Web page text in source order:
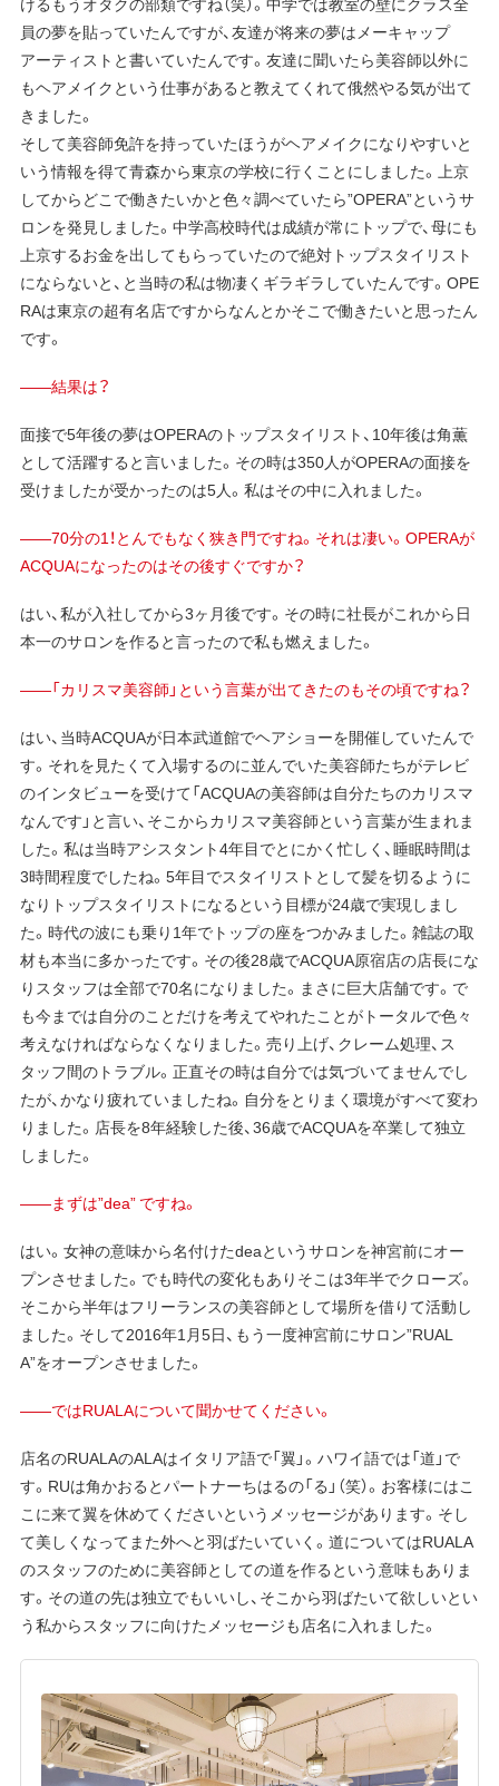
員の夢を貼っていたんですが、友達が将来の夢はメーキャップ
アーティストと書いていたんです。友達に聞いたら美容師以外に
もヘアメイクという仕事があると教えてくれて俄然やる気が出て
きました。
そして美容師免許を持っていたほうがヘアメイクになりやすいと
いう情報を得て青森から東京の学校に行くことにしました。上京
してからどこで働きたいかと色々調べていたら”OPERA”というサ
ロンを発見しました。中学高校時代は成績が常にトップで、母にも
上京するお金を出してもらっていたので絶対トップスタイリスト
にならないと、と当時の私は物凄くギラギラしていたんです。OPE
RAは東京の超有名店ですからなんとかそこで働きたいと思ったん
です。
——結果は？
面接で5年後の夢はOPERAのトップスタイリスト、10年後は角薫
として活躍すると言いました。その時は350人がOPERAの面接を
受けましたが受かったのは5人。私はその中に入れました。
——70分の1！とんでもなく狭き門ですね。それは凄い。OPERAが
ACQUAになったのはその後すぐですか？
はい、私が入社してから3ヶ月後です。その時に社長がこれから日
本一のサロンを作ると言ったので私も燃えました。
——「カリスマ美容師」という言葉が出てきたのもその頃ですね？
はい、当時ACQUAが日本武道館でヘアショーを開催していたんで
す。それを見たくて入場するのに並んでいた美容師たちがテレビ
のインタビューを受けて「ACQUAの美容師は自分たちのカリスマ
なんです」と言い、そこからカリスマ美容師という言葉が生まれま
した。私は当時アシスタント4年目でとにかく忙しく、睡眠時間は
3時間程度でしたね。5年目でスタイリストとして髪を切るように
なりトップスタイリストになるという目標が24歳で実現しまし
た。時代の波にも乗り1年でトップの座をつかみました。雑誌の取
材も本当に多かったです。その後28歳でACQUA原宿店の店長にな
りスタッフは全部で70名になりました。まさに巨大店舗です。で
も今までは自分のことだけを考えてやれたことがトータルで色々
考えなければならなくなりました。売り上げ、クレーム処理、ス
タッフ間のトラブル。正直その時は自分では気づいてませんでし
たが、かなり疲れていましたね。自分をとりまく環境がすべて変わ
りました。店長を8年経験した後、36歳でACQUAを卒業して独立
しました。
——まずは”dea” ですね。
はい。女神の意味から名付けたdeaというサロンを神宮前にオー
プンさせました。でも時代の変化もありそこは3年半でクローズ。
そこから半年はフリーランスの美容師として場所を借りて活動し
ました。そして2016年1月5日、もう一度神宮前にサロン”RUAL
A”をオープンさせました。
——ではRUALAについて聞かせてください。
店名のRUALAのALAはイタリア語で「翼」。ハワイ語では「道」で
す。RUは角かおるとパートナーちはるの「る」（笑）。お客様にはこ
こに来て翼を休めてくださいというメッセージがあります。そし
て美しくなってまた外へと羽ばたいていく。道についてはRUALA
のスタッフのために美容師としての道を作るという意味もありま
す。その道の先は独立でもいいし、そこから羽ばたいて欲しいとい
う私からスタッフに向けたメッセージも店名に入れました。